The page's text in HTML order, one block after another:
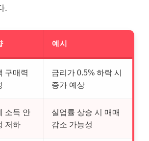
.
예시
구매력
금리가 0.5% 하락 시
증가 예상
소득 안
저하
실업률 상승 시 매매
감소 가능성